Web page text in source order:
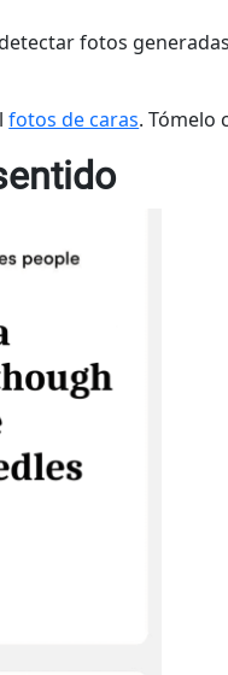
fotos
fotos de caras. Tómelo